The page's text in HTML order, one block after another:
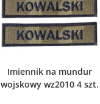
Imiennik na mundur
wojskowy wz2010 4 szt.